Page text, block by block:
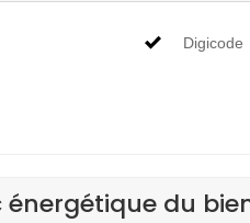
Digicode
énergétique du